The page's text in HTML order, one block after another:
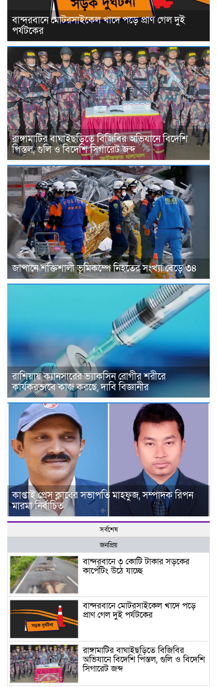
বান্দরবানে মোটরসাইকেল খাদে পড়ে প্রাণ গেল দুই
পর্যটকের
রাঙ্গামাটির বাঘাইছড়িতে বিজিবির অভিযানে বিদেশি
পিস্তল, গুলি ও বিদেশি সিগারেট জব্দ
জাপানে শক্তিশালী ভূমিকম্পে নিহতের সংখ্যা বেড়ে ৩৪
রাশিয়ায় ক্যানসারের ভ্যাকসিন রোগীর শরীরে
কার্যকরভাবে কাজ করছে, দাবি বিজ্ঞানীর
কাপ্তাই প্রেস ক্লাবের সভাপতি মাহফুজ, সম্পাদক রিপন
মারমা নির্বাচিত
সর্বশেষ
জনপ্রিয়
বান্দরবানে ৩ কোটি টাকার সড়কের
কার্পেটিং উঠে যাচ্ছে
বান্দরবানে মোটরসাইকেল খাদে পড়ে
প্রাণ গেল দুই পর্যটকের
রাঙ্গামাটির বাঘাইছড়িতে বিজিবির
অভিযানে বিদেশি পিস্তল, গুলি ও বিদেশি
সিগারেট জব্দ